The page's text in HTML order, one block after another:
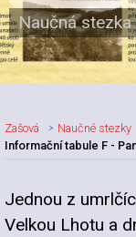
Naučná
Zašová Naučné stezky
Informační tabule F -
Jednou z
Velkou Lhotu a